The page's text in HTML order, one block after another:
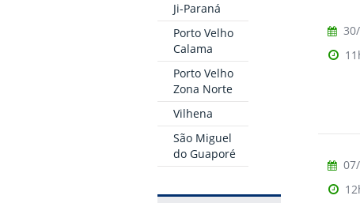
Ji-Paraná
Porto Velho
Calama
Porto Velho
Zona Norte
Vilhena
São Miguel
do Guaporé